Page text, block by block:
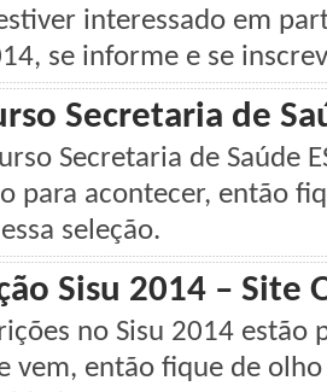
interessado em
se informe e se
Secretaria de
Secretaria de Saúde
para acontecer, então
seleção.
Sisu 2014 – Site
no Sisu 2014 estão
vem, então fique de